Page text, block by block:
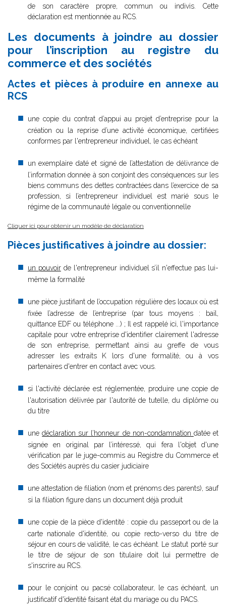
de son caractère propre, commun ou indivis. Cette
déclaration est mentionnée au RCS.
Les documents à joindre au dossier
pour l’inscription au registre du
commerce et des sociétés
Actes et pièces à produire en annexe au
RCS
une copie du contrat d’appui au projet d’entreprise pour la
création ou la reprise d’une activité économique, certifiées
conformes par l'entrepreneur individuel, le cas échéant
un exemplaire daté et signé de l’attestation de délivrance de
l’information donnée à son conjoint des conséquences sur les
biens communs des dettes contractées dans l’exercice de sa
profession, si l’entrepreneur individuel est marié sous le
régime de la communauté légale ou conventionnelle
Cliquer ici pour obtenir un modèle de déclaration
Pièces justificatives à joindre au dossier:
un pouvoirde l'entrepreneur individuel s’il n'effectue pas lui-
même la formalité
une pièce justifiant de l’occupation régulière des locaux où est
fixée l’adresse de l’entreprise (par tous moyens : bail,
quittance EDF ou téléphone ...) ; Il est rappelé ici, l'importance
capitale pour votre entreprise d'identifier clairement l'adresse
de son entreprise, permettant ainsi au greffe de vous
adresser les extraits K lors d'une formalité, ou à vos
partenaires d'entrer en contact avec vous.
si l'activité déclarée est réglementée, produire une copie de
l'autorisation délivrée par l'autorité de tutelle, du diplôme ou
du titre
unedéclaration sur l’honneur de non-condamnation datée et
signée en original par l’intéressé, qui fera l'objet d'une
vérification par le juge-commis au Registre du Commerce et
des Sociétés auprès du casier judiciaire
une attestation de filiation (nom et prénoms des parents), sauf
si la filiation figure dans un document déjà produit
une copie de la pièce d'identité : copie du passeport ou de la
carte nationale d'identité, ou copie recto-verso du titre de
séjour en cours de validité, le cas échéant. Le statut porté sur
le titre de séjour de son titulaire doit lui permettre de
s'inscrire au RCS.
pour le conjoint ou pacsé collaborateur, le cas échéant, un
justificatif d'identité faisant état du mariage ou du PACS.